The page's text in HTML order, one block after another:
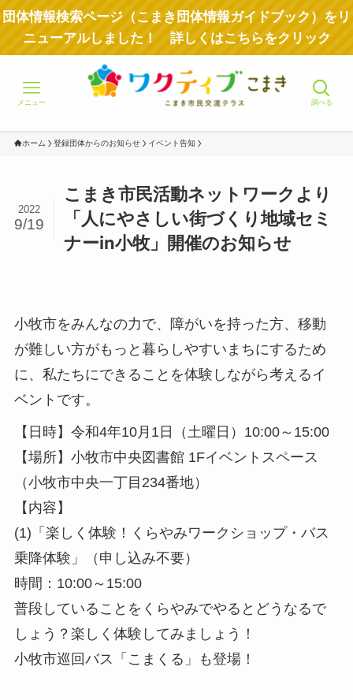
団体情報検索ページ（こまき団体情報ガイドブック）をリ
ニューアルしました！ 詳しくはこちらをクリック
調べる
メニュー
ホーム 登録団体からのお知らせ イベント告知
こまき市民活動ネットワークより
「人にやさしい街づくり地域セミ
ナーin小牧」開催のお知らせ
2022
9/19
小牧市をみんなの力で、障がいを持った方、移動
が難しい方がもっと暮らしやすいまちにするため
に、私たちにできることを体験しながら考えるイ
ベントです。
【日時】令和4年10月1日（土曜日）10:00～15:00
【場所】小牧市中央図書館 1Fイベントスペース
（小牧市中央一丁目234番地）
【内容】
(1)「楽しく体験！くらやみワークショップ・バス
乗降体験」（申し込み不要）
時間：10:00～15:00
普段していることをくらやみでやるとどうなるで
しょう？楽しく体験してみましょう！
小牧市巡回バス「こまくる」も登場！